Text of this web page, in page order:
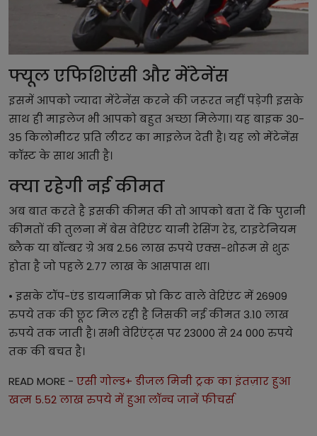
फ्यूल एफिशिएंसी और मेंटेनेंस
इसमें आपको ज्यादा मेंटेनेंस करने की जरूरत नहीं पड़ेगी इसके
साथ ही माइलेज भी आपको बहुत अच्छा मिलेगा। यह बाइक 30-
35 किलोमीटर प्रति लीटर का माइलेज देती है। यह लो मेंटेनेंस
कॉस्ट के साथ आती है।
क्या रहेगी नई कीमत
अब बात करते है इसकी कीमत की तो आपको बता दें कि पुरानी
कीमतों की तुलना में बेस वेरिएंट यानी रेसिंग रेड, टाइटेनियम
ब्लैक या बॉम्बर ग्रे अब 2.56 लाख रुपये एक्स-शोरूम से शुरू
होता है जो पहले 2.77 लाख के आसपास था।
• इसके टॉप-एंड डायनामिक प्रो किट वाले वेरिएंट में 26909
रुपये तक की छूट मिल रही है जिसकी नई कीमत 3.10 लाख
रुपये तक जाती है। सभी वेरिएंट्स पर 23000 से 24 000 रुपये
तक की बचत है।
READ MORE - एसी गोल्ड+ डीजल मिनी ट्रक का इंतज़ार हुआ
खत्म 5.52 लाख रुपये में हुआ लॉन्च जानें फीचर्स